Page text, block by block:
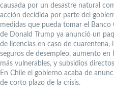
causada por un desastre natural
acción decidida por parte del
medidas que pueda tomar el Banco
de Donald Trump ya anunció un
de licencias en caso de
seguros de desempleo, aumento
más vulnerables, y subsidios
En Chile el gobierno acaba de
de corto plazo de la crisis.